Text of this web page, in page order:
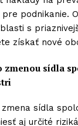
podnikanie.
s
získať nové
zmenou sídla
sídla
aj určité